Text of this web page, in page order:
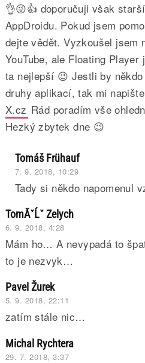
👌😜👍 doporučuji však
AppDroidu. Pokud jsem
dejte vědět. Vyzkoušel jsem
YouTube, ale Floating
ta nejlepší 😉 Jestli by
druhy aplikací, tak mi
X.cz Rád poradím vše
Hezký zbytek dne 😉
Tomáš Frühauf
7. 9. 2018, 10:29
Tady si někdo napomenul
TomĂˇĹˇ Zelych
6. 9. 2018, 4:28
Mám ho… A nevypadá to
to je nezvyk…
Pavel Žurek
5. 9. 2018, 22:11
zatím stále nic…
Michal Rychtera
29. 7. 2018, 3:37